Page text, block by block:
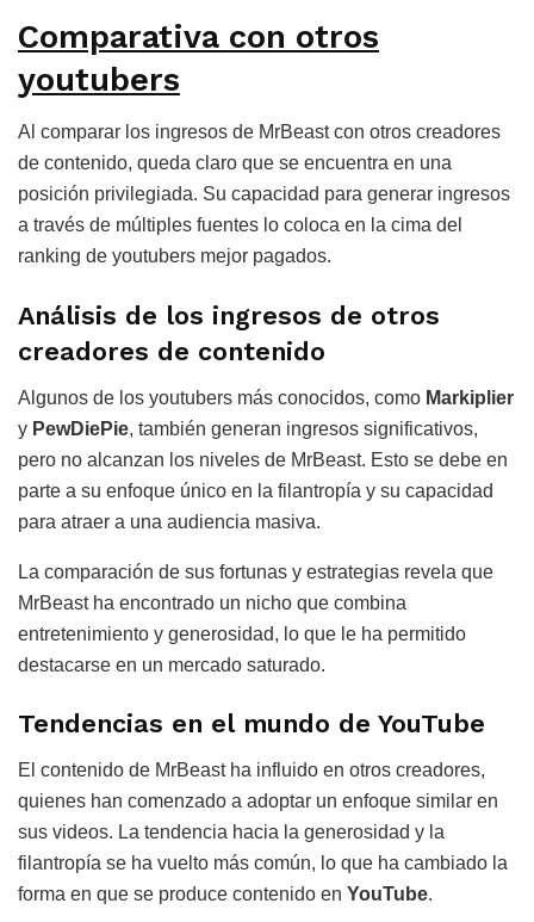
Comparativa con otros
youtubers
Al comparar los ingresos de MrBeast con otros creadores
de contenido, queda claro que se encuentra en una
posición privilegiada. Su capacidad para generar ingresos
a través de múltiples fuentes lo coloca en la cima del
ranking de youtubers mejor pagados.
Análisis de los ingresos de otros
creadores de contenido
Algunos de los youtubers más conocidos, como Markiplier
y PewDiePie, también generan ingresos significativos,
pero no alcanzan los niveles de MrBeast. Esto se debe en
parte a su enfoque único en la filantropía y su capacidad
para atraer a una audiencia masiva.
La comparación de sus fortunas y estrategias revela que
MrBeast ha encontrado un nicho que combina
entretenimiento y generosidad, lo que le ha permitido
destacarse en un mercado saturado.
Tendencias en el mundo de YouTube
El contenido de MrBeast ha influido en otros creadores,
quienes han comenzado a adoptar un enfoque similar en
sus videos. La tendencia hacia la generosidad y la
filantropía se ha vuelto más común, lo que ha cambiado la
forma en que se produce contenido en YouTube.